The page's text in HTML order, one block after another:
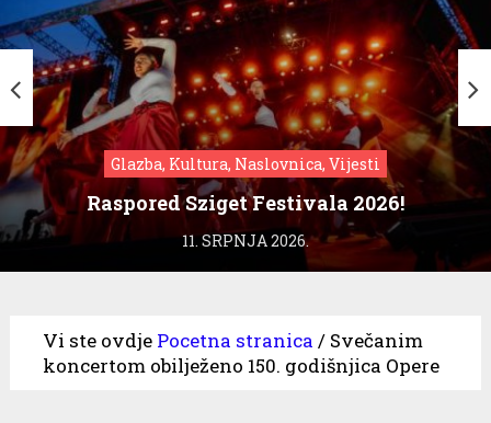
Glazba, Kultura, Naslovnica, Vijesti
Raspored Sziget Festivala 2026!
11. SRPNJA 2026.
Vi ste ovdje Pocetna stranica / Svečanim
koncertom obilježeno 150. godišnjica Opere